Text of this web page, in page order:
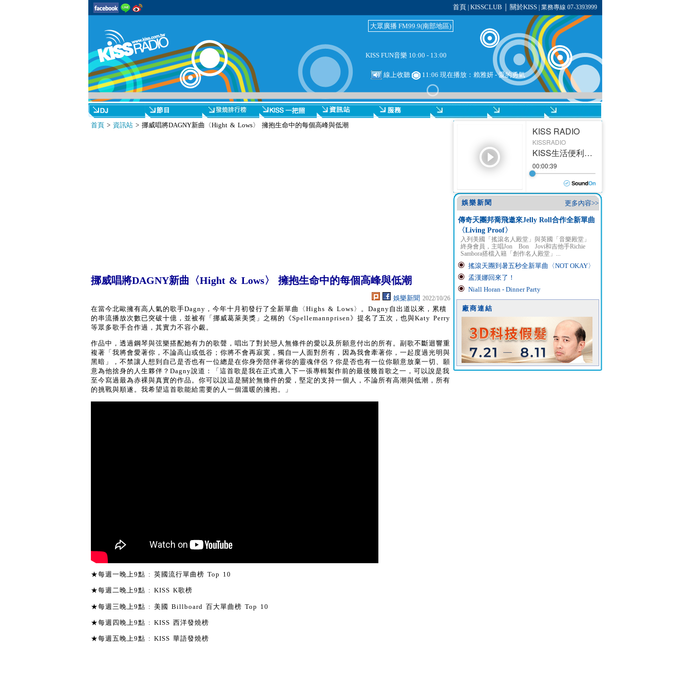
首頁 KISSCLUB 關於KISS| 業務專線 07-3393999
大眾廣播 FM99.9(南部地區)
KISS FUN音樂 10:00 - 13:00
線上收聽 11:06 現在播放： 賴雅妍- 愛的勇氣
首頁> 資訊站> 挪威唱將DAGNY新曲〈Hight & Lows〉 擁抱生命中的每個高峰與低潮
挪威唱將DAGNY新曲〈Hight & Lows〉 擁抱生命中的每個高峰與低潮
娛樂新聞 2022/10/26
在當今北歐擁有高人氣的歌手Dagny，今年十月初發行了全新單曲〈Highs & Lows〉。Dagny自出道以來，累積
的串流播放次數已突破十億，並被有「挪威葛萊美獎」之稱的《Spellemannprisen》提名了五次，也與Katy Perry
等眾多歌手合作過，其實力不容小覷。
作品中，透過鋼琴與弦樂搭配她有力的歌聲，唱出了對於戀人無條件的愛以及所願意付出的所有。副歌不斷迴響重
複著「我將會愛著你，不論高山或低谷；你將不會再寂寞，獨自一人面對所有，因為我會牽著你，一起度過光明與
黑暗」，不禁讓人想到自己是否也有一位總是在你身旁陪伴著你的靈魂伴侶？你是否也有一位你願意放棄一切、願
意為他捨身的人生夥伴？Dagny說道：「這首歌是我在正式進入下一張專輯製作前的最後幾首歌之一，可以說是我
至今寫過最為赤裸與真實的作品。你可以說這是關於無條件的愛，堅定的支持一個人，不論所有高潮與低潮，所有
的挑戰與順遂。我希望這首歌能給需要的人一個溫暖的擁抱。」
★每週一晚上9點 : 英國流行單曲榜 Top 10
★每週二晚上9點 : KISS K歌榜
★每週三晚上9點 : 美國 Billboard 百大單曲榜 Top 10
★每週四晚上9點 : KISS 西洋發燒榜
★每週五晚上9點 : KISS 華語發燒榜
更多內容>>
娛樂新聞
傳奇天團邦喬飛邀來Jelly Roll合作全新單曲
〈Living Proof〉
入列美國「搖滾名人殿堂」與英國「音樂殿堂」
終身會員，主唱Jon Bon Jovi和吉他手Richie
Sambora搭檔入籍「創作名人殿堂」...
搖滾天團到暑五秒全新單曲〈NOT OKAY〉
孟漢娜回來了！
Niall Horan - Dinner Party
廠商連結